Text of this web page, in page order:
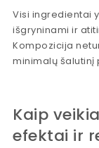
Visi ingredientai
išgryninami ir
Kompozicija
minimalų šalutinį
Kaip
efektai ir